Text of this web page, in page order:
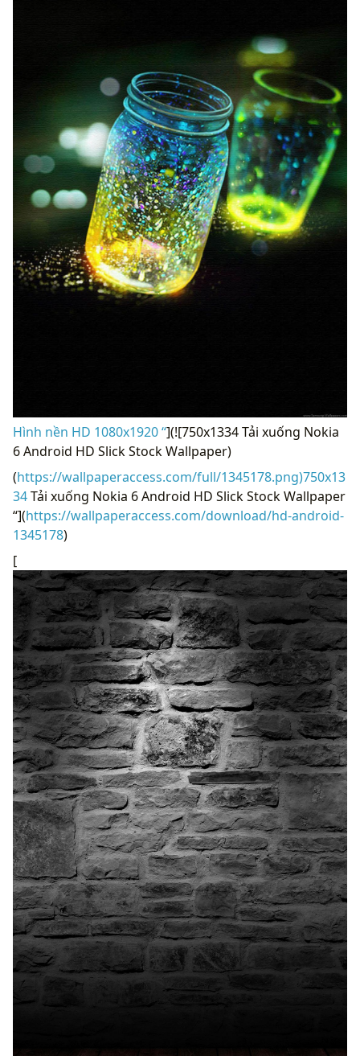
Hình nền HD 1080x1920 “](![750x1334 Tải xuống Nokia
6 Android HD Slick Stock Wallpaper)
(https://wallpaperaccess.com/full/1345178.png)750x13
34Tải xuống Nokia 6 Android HD Slick Stock Wallpaper
“](https://wallpaperaccess.com/download/hd-android-
1345178)
[